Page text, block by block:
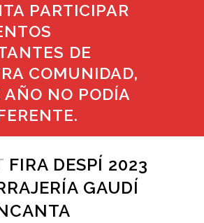
PARTICIPAR
DE
COMUNIDAD,
AÑO NO PODÍA
FIRA DESPÍ 2023
GAUDÍ